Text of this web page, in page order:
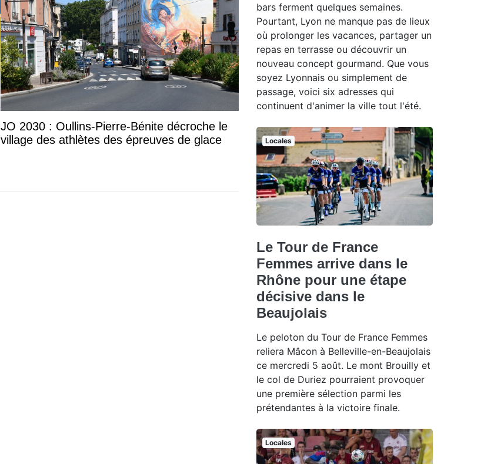
JO 2030 : Oullins-Pierre-Bénite décroche le
village des athlètes des épreuves de glace
bars ferment quelques semaines.
Pourtant, Lyon ne manque pas de lieux
où prolonger les vacances, partager un
repas en terrasse ou découvrir un
nouveau concept gourmand. Que vous
soyez Lyonnais ou simplement de
passage, voici six adresses qui
continuent d'animer la ville tout l'été.
Locales
Le Tour de France
Femmes arrive dans le
Rhône pour une étape
décisive dans le
Beaujolais
Le peloton du Tour de France Femmes
reliera Mâcon à Belleville-en-Beaujolais
ce mercredi 5 août. Le mont Brouilly et
le col de Duriez pourraient provoquer
une première sélection parmi les
prétendantes à la victoire finale.
Locales